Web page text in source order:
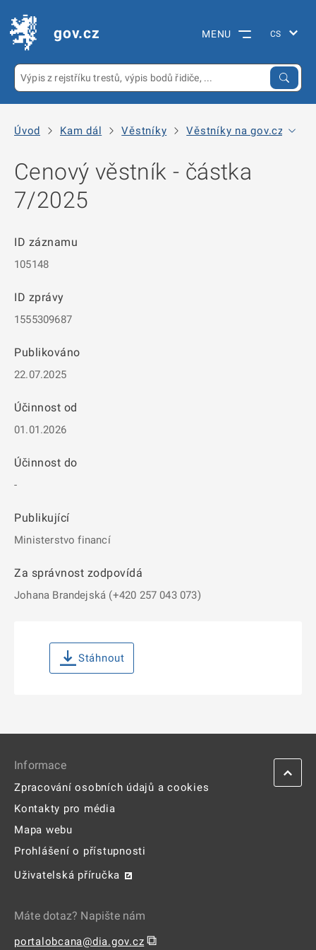
gov.cz MENU
Úvod Kam dál Věstníky Věstníky na gov.cz
Cenový věstník - částka
7/2025
ID záznamu
105148
ID zprávy
1555309687
Publikováno
22.07.2025
Účinnost od
01.01.2026
Účinnost do
-
Publikující
Ministerstvo financí
Za správnost zodpovídá
Johana Brandejská (+420 257 043 073)
Stáhnout
Informace
Zpracování osobních údajů a cookies
Kontakty pro média
Mapa webu
Prohlášení o přístupnosti
Uživatelská příručka
Máte dotaz? Napište nám
portalobcana@dia.gov.cz ⧉